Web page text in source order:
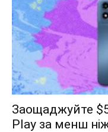
Заощаджуйте
Play за менш